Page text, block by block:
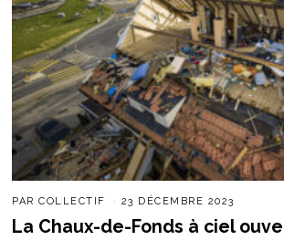
PARCOLLECTIF 23 DÉCEMBRE 2023
La Chaux-de-Fonds à ciel